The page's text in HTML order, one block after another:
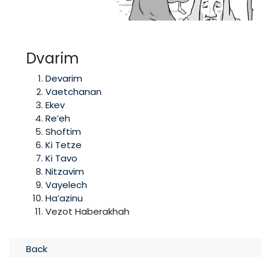
Dvarim
Devarim
Vaetchanan
Ekev
Re’eh
Shoftim
Ki Tetze
Ki Tavo
Nitzavim
Vayelech
Ha’azinu
Vezot Haberakhah
Back